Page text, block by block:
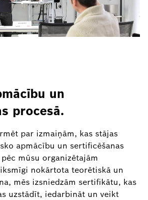
un
procesā.
par izmaiņām, kas stājas
apmācību un sertificēšanas
mūsu organizētajām
nokārtota teorētiskā un
mēs izsniedzām sertifikātu, kas
uzstādīt, iedarbināt un veikt